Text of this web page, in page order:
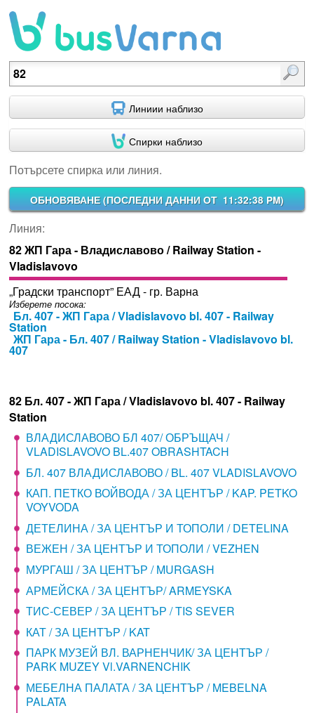
Потърсете спирка или линия.
Линиии наблизо
Спирки наблизо
Потърсете спирка или линия.
ОБНОВЯВАНЕ (ПОСЛЕДНИ ДАННИ ОТ 11:32:38 PM)
Линия:
82 ЖП Гара - Владиславово / Railway Station -
Vladislavovo
„Градски транспорт” ЕАД - гр. Варна
Изберете посока:
Бл. 407 - ЖП Гара / Vladislavovo bl. 407 - Railway
Station
ЖП Гара - Бл. 407 / Railway Station - Vladislavovo bl.
407
82 Бл. 407 - ЖП Гара / Vladislavovo bl. 407 - Railway
Station
ВЛАДИСЛАВОВО БЛ 407/ ОБРЪЩАЧ /
VLADISLAVOVO BL.407 OBRASHTACH
БЛ. 407 ВЛАДИСЛАВОВО / BL. 407 VLADISLAVOVO
КАП. ПЕТКО ВОЙВОДА / ЗА ЦЕНТЪР / KAP. PETKO
VOYVODA
ДЕТЕЛИНА / ЗА ЦЕНТЪР И ТОПОЛИ / DETELINA
ВЕЖЕН / ЗА ЦЕНТЪР И ТОПОЛИ / VEZHEN
МУРГАШ / ЗА ЦЕНТЪР / MURGASH
АРМЕЙСКА / ЗА ЦЕНТЪР/ ARMEYSKA
ТИС-СЕВЕР / ЗА ЦЕНТЪР / TIS SEVER
КАТ / ЗА ЦЕНТЪР / KAT
ПАРК МУЗЕЙ ВЛ. ВАРНЕНЧИК/ ЗА ЦЕНТЪР /
PARK MUZEY Vl.VARNENCHIK
МЕБЕЛНА ПАЛАТА / ЗА ЦЕНТЪР / MEBELNA
PALATA